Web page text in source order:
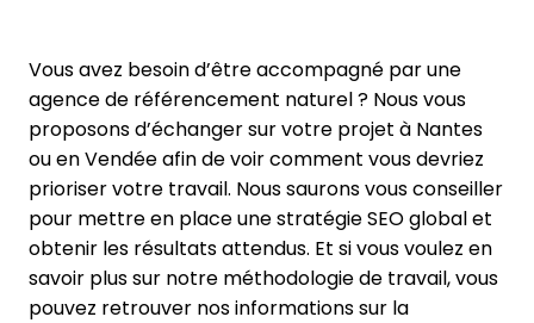
Vous avez besoin d’être accompagné par une
agence de référencement naturel ? Nous vous
proposons d’échanger sur votre projet à Nantes
ou en Vendée afin de voir comment vous devriez
prioriser votre travail. Nous saurons vous conseiller
pour mettre en place une stratégie SEO global et
obtenir les résultats attendus. Et si vous voulez en
savoir plus sur notre méthodologie de travail, vous
pouvez retrouver nos informations sur la